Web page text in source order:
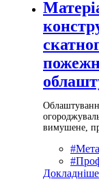
вимушене,
Докладніше